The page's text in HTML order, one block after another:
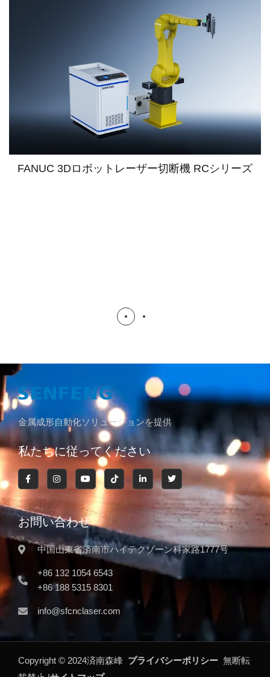
FANUC 3Dロボットレーザー切断機 RCシリーズ
金属成形自動化ソリューションを提供
私たちに従ってください
お問い合わせ
中国山東省済南市ハイテクゾーン科家路1777号
+86 132 1054 6543
+86 188 5315 8301
info@sfcnclaser.com
Copyright © 2024済南森峰 プライバシーポリシー 無断転